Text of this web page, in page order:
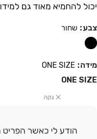
יכול להחמיא מאוד גם
צבע שחור
מידה
ONE SIZE
ONE SIZE
נקה
הודע לי כאשר הפריט